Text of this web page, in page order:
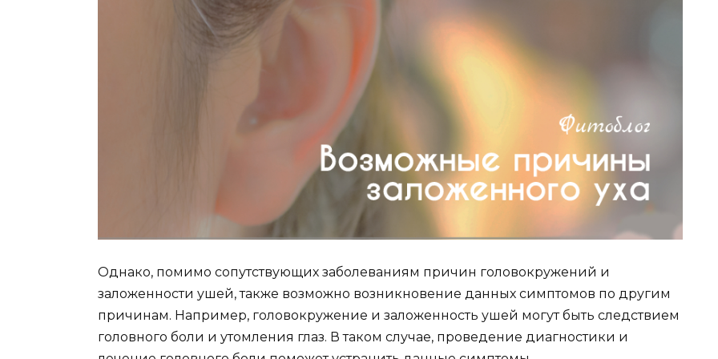
Однако, помимо сопутствующих заболеваниям причин головокружений и
заложенности ушей, также возможно возникновение данных симптомов по другим
причинам. Например, головокружение и заложенность ушей могут быть следствием
головного боли и утомления глаз. В таком случае, проведение диагностики и